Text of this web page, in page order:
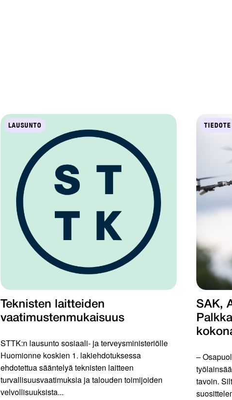
LAUSUNTO
Teknisten laitteiden
vaatimustenmukaisuus
STTK:n lausunto sosiaali- ja terveysministeriölle
Huomionne koskien 1. lakiehdotuksessa
ehdotettua sääntelyä teknisten laitteen
turvallisuusvaatimuksia ja talouden toimijoiden
velvollisuuksista...
TIEDOTE
SAK,
–
tavoin.